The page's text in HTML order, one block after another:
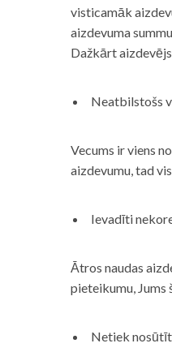
visticamāk
aizdevuma
Dažkārt
Neatbilstošs
Vecums ir viens
aizdevumu, tad
Ievadīti
Ātros naudas
pieteikumu, Jums
Netiek